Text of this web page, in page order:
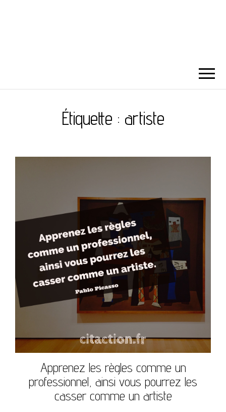
Étiquette : artiste
Apprenez les règles comme un
professionnel, ainsi vous pourrez les
casser comme un artiste